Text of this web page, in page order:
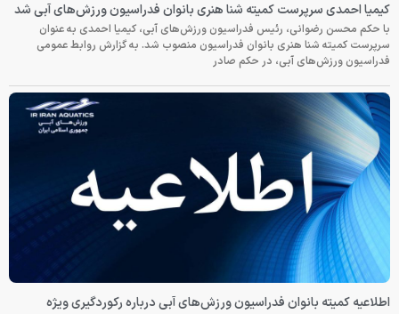
کیمیا احمدی سرپرست کمیته شنا هنری بانوان فدراسیون ورزش‌های آبی شد
با حکم محسن رضوانی، رئیس فدراسیون ورزش‌های آبی، کیمیا احمدی به عنوان
سرپرست کمیته شنا هنری بانوان فدراسیون منصوب شد. به گزارش روابط عمومی
فدراسیون ورزش‌های آبی، در حکم صادر
اطلاعیه کمیته بانوان فدراسیون ورزش‌های آبی درباره رکوردگیری ویژه